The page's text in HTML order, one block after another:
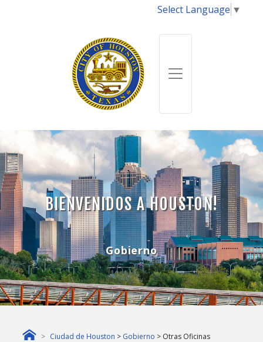
Select Language ▼
BIENVENIDOS A HOUSTON!
Gobierno
Ciudad de Houston > Gobierno > Otras Oficinas